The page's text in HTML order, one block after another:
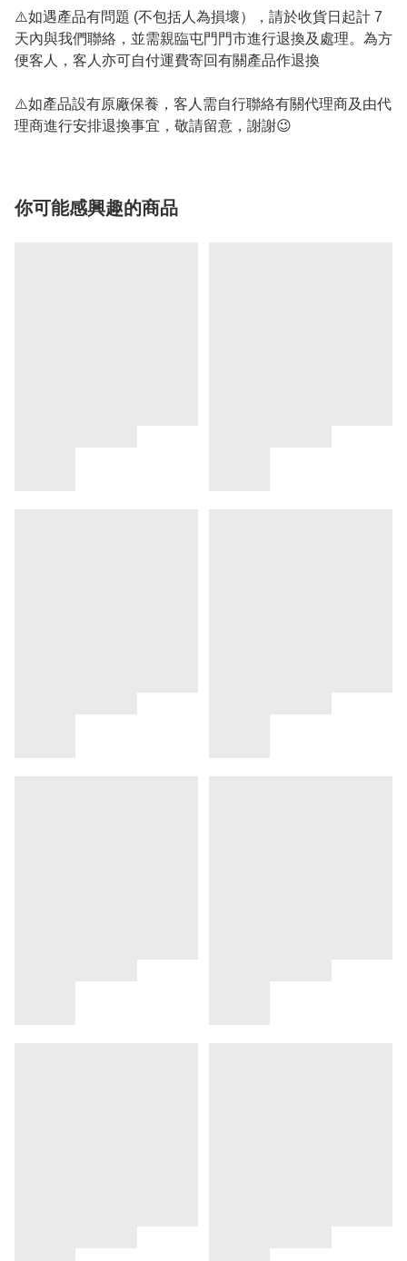
⚠️如遇產品有問題 (不包括人為損壞），請於收貨日起計 7
天內與我們聯絡，並需親臨屯門門市進行退換及處理。為方
便客人，客人亦可自付運費寄回有關產品作退換
⚠️如產品設有原廠保養，客人需自行聯絡有關代理商及由代
理商進行安排退換事宜，敬請留意，謝謝😉
你可能感興趣的商品